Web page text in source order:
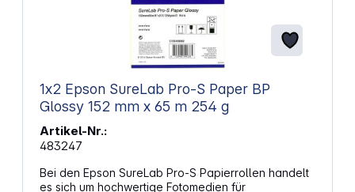
1x2 Epson SureLab Pro-S Paper BP
Glossy 152 mm x 65 m 254 g
Artikel-Nr.:
483247
Bei den Epson SureLab Pro-S Papierrollen handelt
es sich um hochwertige Fotomedien für